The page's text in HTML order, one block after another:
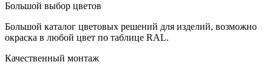
Большой выбор цветов
Большой каталог цветовых решений для изделий, возможно
окраска в любой цвет по таблице RAL.
Качественный монтаж